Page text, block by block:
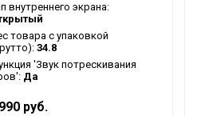
555х390х101
внутреннего экрана:
товара с упаковкой
34.8
'Звук потрескивания
Да
руб.